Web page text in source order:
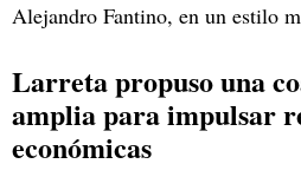
Alejandro Fantino, en un estilo
Larreta propuso una
amplia para impulsar
económicas